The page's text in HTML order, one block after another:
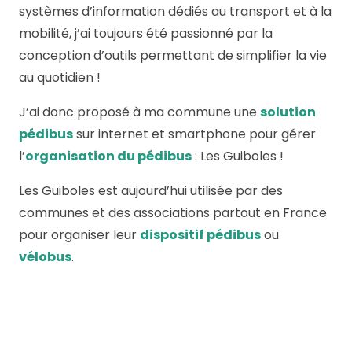
systèmes d’information dédiés au transport et à la
mobilité, j’ai toujours été passionné par la
conception d’outils permettant de simplifier la vie
au quotidien !
J’ai donc proposé à ma commune une solution
pédibussur internet et smartphone pour gérer
l’organisation du pédibus: Les Guiboles !
Les Guiboles est aujourd’hui utilisée par des
communes et des associations partout en France
pour organiser leur dispositif pédibusou
vélobus.